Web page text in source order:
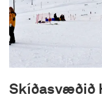
Skíðasvæðið